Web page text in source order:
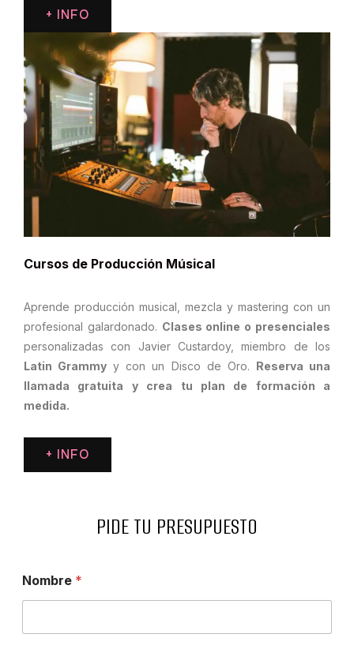
+ INFO
Cursos de Producción Músical
Aprende producción musical, mezcla y mastering con un
profesional galardonado. Clases online o presenciales
personalizadas con Javier Custardoy, miembro de los
Latin Grammy y con un Disco de Oro. Reserva una
llamada gratuita y crea tu plan de formación a
medida.
+ INFO
PIDE TU PRESUPUESTO
Nombre *